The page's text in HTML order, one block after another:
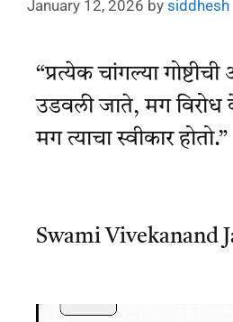
January 12, 2026 by siddhesh
“प्रत्येक चांगल्या
उडवली जाते, मग
मग त्याचा स्वीकार होतो.”
Swami Vivekanand